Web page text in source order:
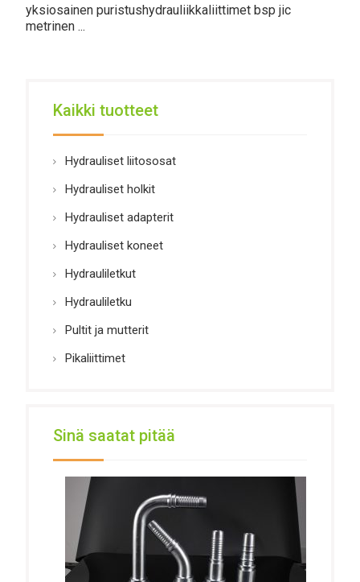
yksiosainen puristushydrauliikkaliittimet bsp jic
metrinen ...
Kaikki tuotteet
Hydrauliset liitososat
Hydrauliset holkit
Hydrauliset adapterit
Hydrauliset koneet
Hydrauliletkut
Hydrauliletku
Pultit ja mutterit
Pikaliittimet
Sinä saatat pitää